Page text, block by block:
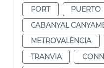
PORT
PUERTO
CABANYAL
METROVALÈNCIA
TRANVIA